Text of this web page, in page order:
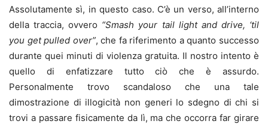
Assolutamente sì, in questo caso. C’è un verso, all’interno
della traccia, ovvero “Smash your tail light and drive, ‘til
you get pulled over”, che fa riferimento a quanto successo
durante quei minuti di violenza gratuita. Il nostro intento è
quello di enfatizzare tutto ciò che è assurdo.
Personalmente trovo scandaloso che una tale
dimostrazione di illogicità non generi lo sdegno di chi si
trovi a passare fisicamente da lì, ma che occorra far girare